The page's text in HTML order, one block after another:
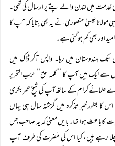
خدمت میں لندن والے پتے پر ارسال کی تھی۔
عیسیٰ منصوری نے یہ بھی بتایا کہ آپ کا
اور بھی کم ہو گئی ہے۔
اپریل تک ہندوستان میں رہا۔ واپس آکر ڈاک میں
ایک میں آپ کا ’’کلمہ حق‘‘ حزب التحریر
علمائے کرام کے ساتھ آپ کی شیخ عمر بکری
کا بطور خبر تذکرہ میں گزشتہ سال ہی یہاں
کا باعث ہوا تھا۔ بایں معنی کہ یہ صاحب جس
رہے ہیں، کیا اس کی مَضرت کی طرف آپ